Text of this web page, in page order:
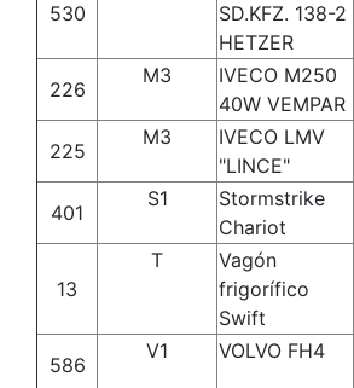
530
SD.KFZ. 138-2
HETZER
226
M3
IVECO M250
40W VEMPAR
225
M3
IVECO LMV
"LINCE"
401
S1
Stormstrike
Chariot
13
T
Vagón
frigorífico
Swift
586
V1 VOLVO FH4